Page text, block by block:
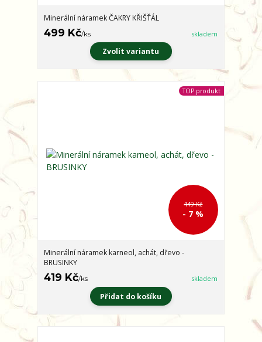
Minerální náramek ČAKRY KŘIŠŤÁL
499 Kč/ks skladem
Zvolit variantu
TOP produkt
449 Kč
- 7 %
Minerální náramek karneol, achát, dřevo -
BRUSINKY
419 Kč/ks skladem
Přidat do košíku